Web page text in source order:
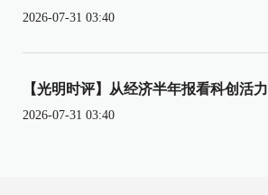
2026-07-31 03:40
【光明时评】从经济半年报看科创活力
2026-07-31 03:40